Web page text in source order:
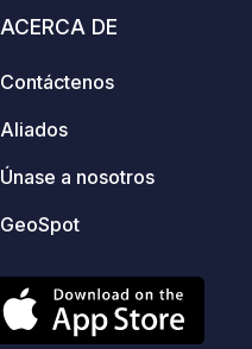
ACERCA DE
Contáctenos
Aliados
Únase a nosotros
GeoSpot